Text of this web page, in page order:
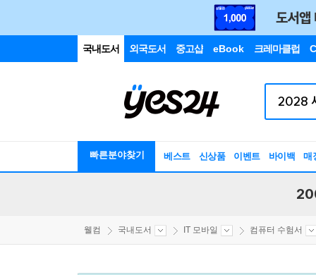
국내도서 외국도서 중고샵 eBook 크레마클럽
빠른분야찾기 베스트 신상품 이벤트 바이백 매
웰컴 국내도서 IT 모바일 컴퓨터 수험서